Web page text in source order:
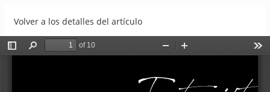
Volver a los detalles del artículo
La creación de Kirsten Boie DescargarDescargar PDF